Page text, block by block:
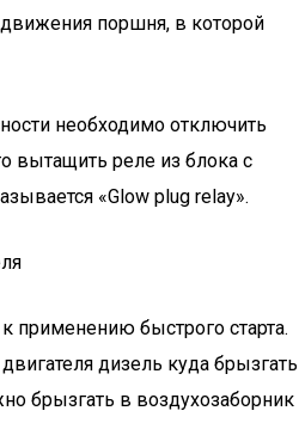
поршня, в которой
необходимо отключить
вытащить реле из блока с
«Glow plug relay».
применению быстрого старта.
дизель куда брызгать
брызгать в воздухозаборник